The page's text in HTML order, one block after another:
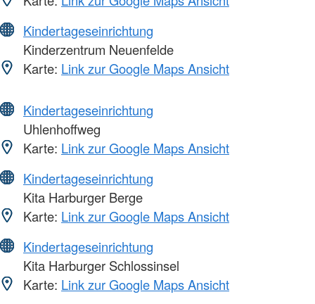
Kindertageseinrichtung
Kinderzentrum Neuenfelde
Karte: Link zur Google Maps Ansicht
Kindertageseinrichtung
Uhlenhoffweg
Karte: Link zur Google Maps Ansicht
Kindertageseinrichtung
Kita Harburger Berge
Karte: Link zur Google Maps Ansicht
Kindertageseinrichtung
Kita Harburger Schlossinsel
Karte: Link zur Google Maps Ansicht